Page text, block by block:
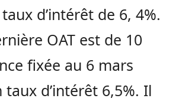
d’intérêt de 6, 4%.
OAT est de 10
fixée au 6 mars
taux d’intérêt 6,5%. Il